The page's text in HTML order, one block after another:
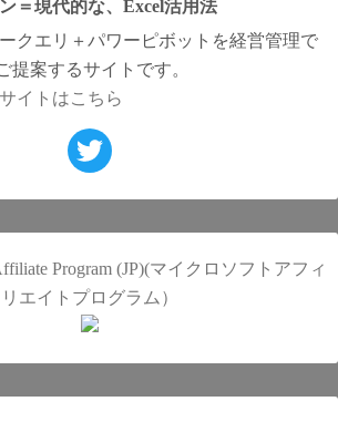
＝現代的な、Excel活用法
クエリ＋パワーピボットを経営管理で
提案するサイトです。
イトはこちら